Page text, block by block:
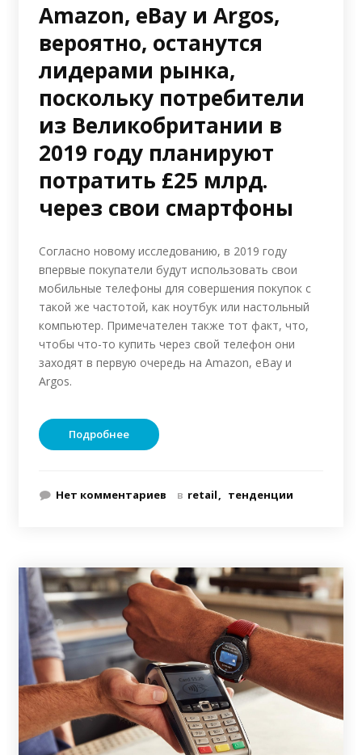
Amazon, eBay и Argos,
вероятно, останутся
лидерами рынка,
поскольку потребители
из Великобритании в
2019 году планируют
потратить £25 млрд.
через свои смартфоны
Согласно новому исследованию, в 2019 году
впервые покупатели будут использовать свои
мобильные телефоны для совершения покупок с
такой же частотой, как ноутбук или настольный
компьютер. Примечателен также тот факт, что,
чтобы что-то купить через свой телефон они
заходят в первую очередь на Amazon, eBay и
Argos.
Подробнее
Нет комментариев в retail тенденции